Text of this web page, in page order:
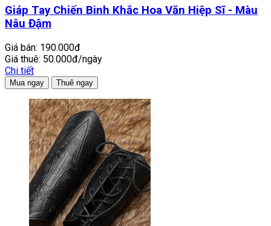
Giáp Tay Chiến Binh Khắc Hoa Văn Hiệp Sĩ - Màu
Nâu Đậm
Giá bán: 190.000đ
Giá thuê: 50.000đ/ngày
Chi tiết
Mua ngay Thuê ngay